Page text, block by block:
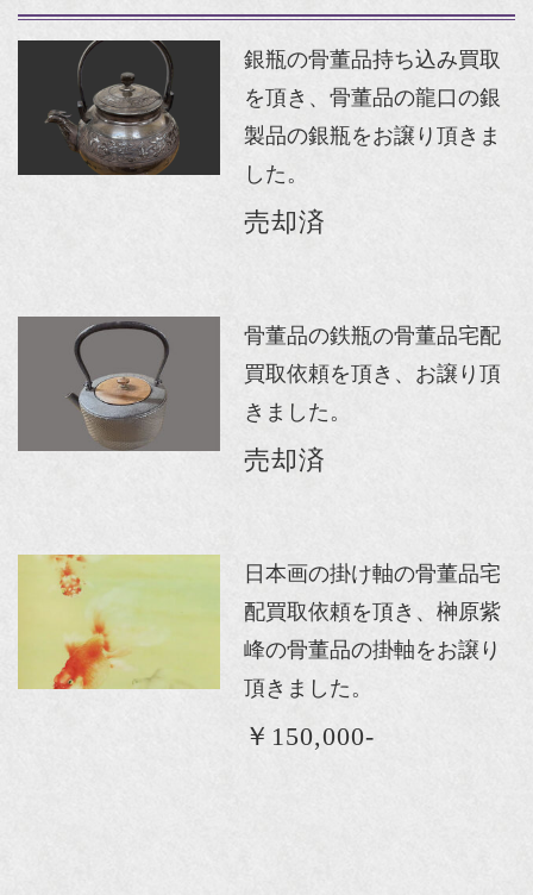
銀瓶の骨董品持ち込み買取
を頂き、骨董品の龍口の銀
製品の銀瓶をお譲り頂きま
した。
売却済
骨董品の鉄瓶の骨董品宅配
買取依頼を頂き、お譲り頂
きました。
売却済
日本画の掛け軸の骨董品宅
配買取依頼を頂き、榊原紫
峰の骨董品の掛軸をお譲り
頂きました。
￥150,000-